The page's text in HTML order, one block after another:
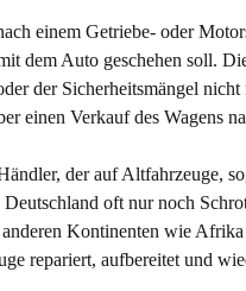
einem Getriebe- oder
dem Auto geschehen soll.
der Sicherheitsmängel
einen Verkauf des Wagens
der auf Altfahrzeuge,
oft nur noch
Kontinenten wie
repariert, aufbereitet und